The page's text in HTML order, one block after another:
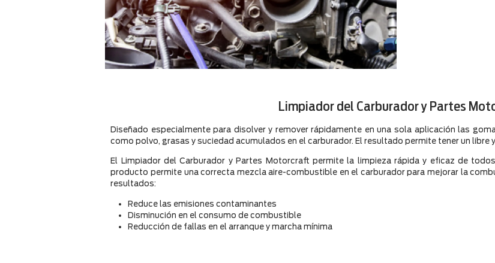
Limpiador del Carburador y Partes
Diseñado especialmente para disolver y remover rápidamente en una sola aplicación las
como polvo, grasas y suciedad acumulados en el carburador. El resultado permite tener un
El Limpiador del Carburador y Partes Motorcraft permite la limpieza rápida y eficaz de
producto permite una correcta mezcla aire-combustible en el carburador para mejorar la
resultados:
Reduce las emisiones contaminantes
Disminución en el consumo de combustible
Reducción de fallas en el arranque y marcha mínima